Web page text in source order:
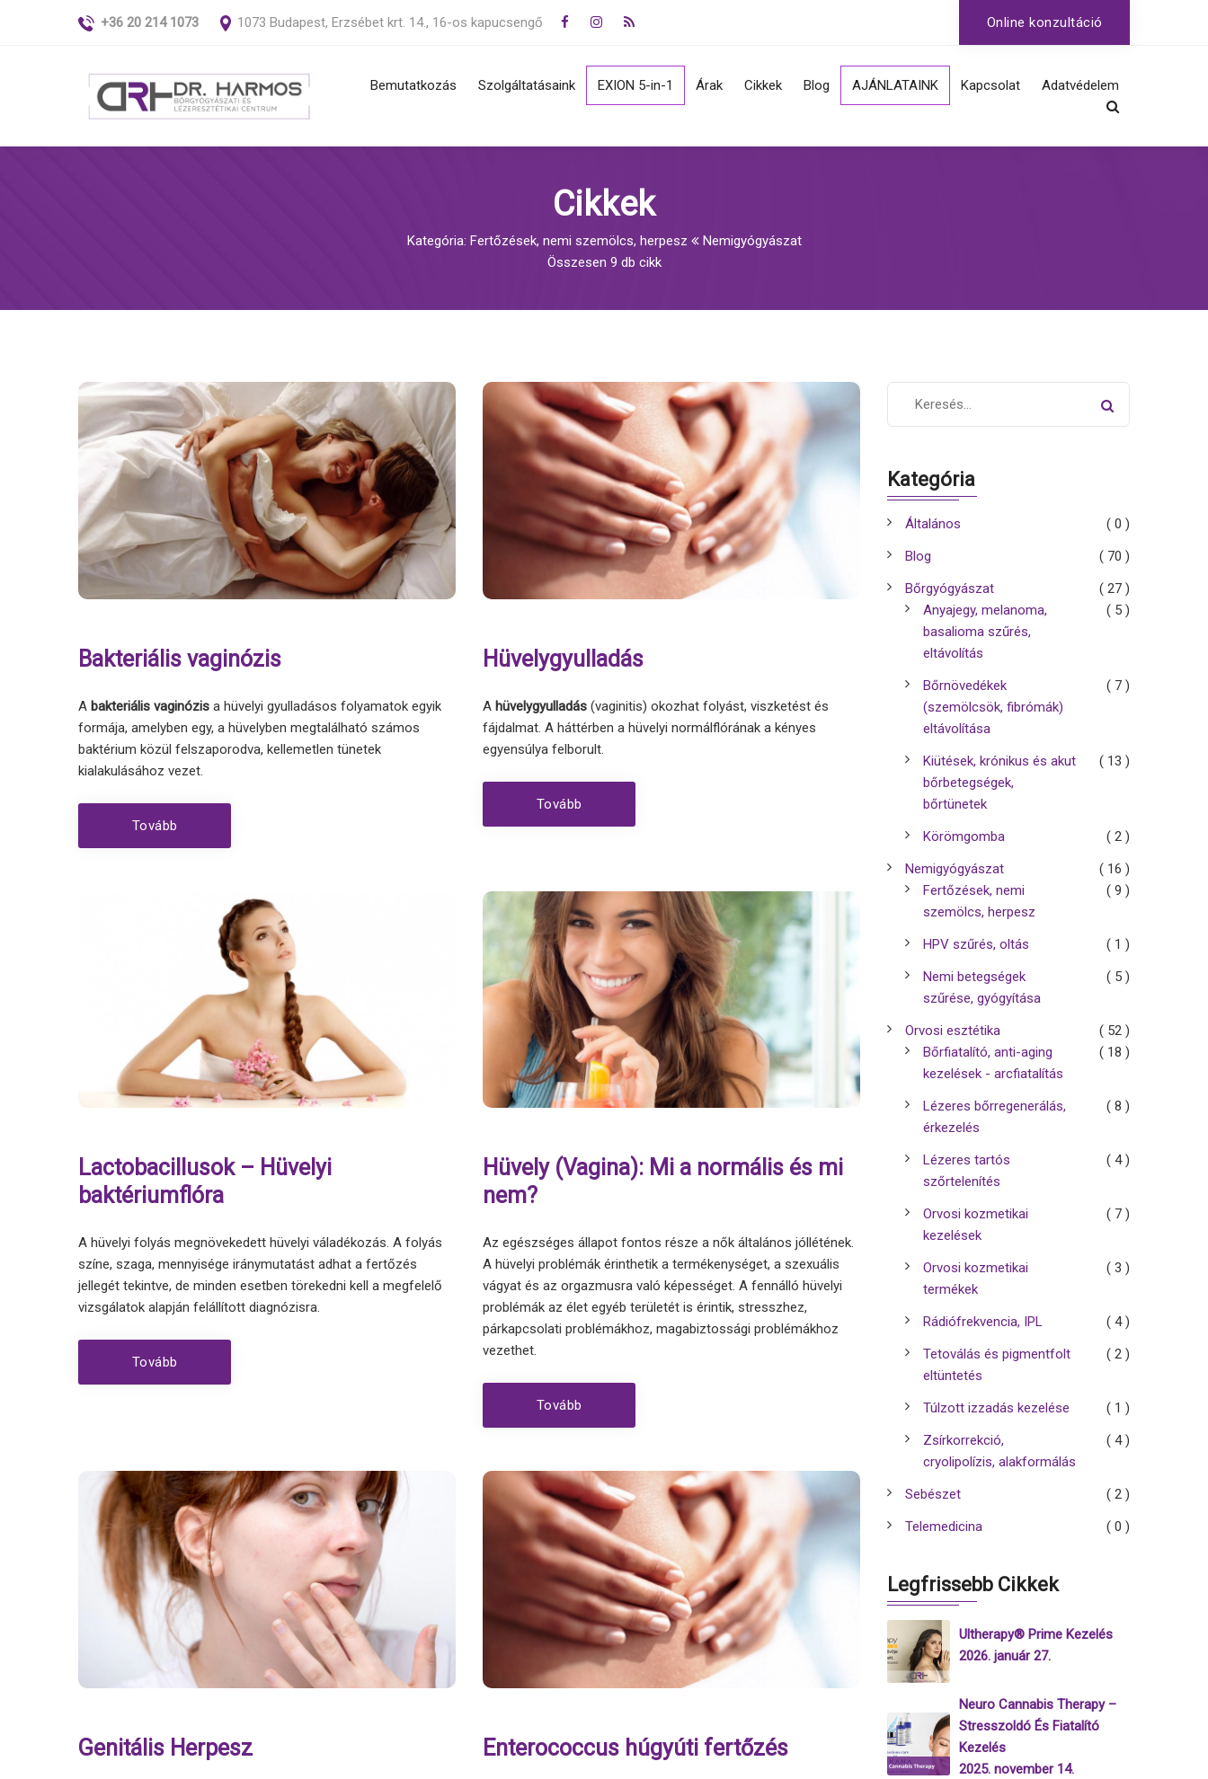
+36 20 214 1073 1073 Budapest, Erzsébet krt. 14., 16-os kapucsengő Online konzultáció
Bemutatkozás Szolgáltatásaink
Anyajegy, melanoma, basalioma
Körömgomba
Zsírkorrekció, cryo lipolizis,
Rádiófrekvencia, IPL
Frakcionált lézeres
bőrregenerálás, érkezelés
hialuronsavas töltés
eltüntetés
Túlzott izzadás kezelése
Orvosi kozmetikai kezelések
Orvosi kozmetikai termékek
Fertőzések, nemi
EXION 5-in-1 Árak Cikkek Blog AJÁNLATAINK Kapcsolat Adatvédelem
Cikkek
Kategória: Fertőzések, nemi szemölcs, herpesz
Nemigyógyászat
Összesen 9 db cikk
Bakteriális vaginózis
A bakteriális vaginózis a hüvelyi gyulladásos folyamatok egyik
formája, amelyben egy, a hüvelyben megtalálható számos
baktérium közül felszaporodva, kellemetlen tünetek
kialakulásához vezet.
Tovább
Hüvelygyulladás
A hüvelygyulladás (vaginitis) okozhat folyást, viszketést és
fájdalmat. A háttérben a hüvelyi normálflórának a kényes
egyensúlya felborult.
Tovább
Lactobacillusok – Hüvelyi
baktériumflóra
A hüvelyi folyás megnövekedett hüvelyi váladékozás. A folyás
színe, szaga, mennyisége iránymutatást adhat a fertőzés
jellegét tekintve, de minden esetben törekedni kell a megfelelő
vizsgálatok alapján felállított diagnózisra.
Tovább
Hüvely (Vagina): Mi a normális és mi
nem?
Az egészséges állapot fontos része a nők általános jóllétének.
A hüvelyi problémák érinthetik a termékenységet, a szexuális
vágyat és az orgazmusra való képességet. A fennálló hüvelyi
problémák az élet egyéb területét is érintik, stresszhez,
párkapcsolati problémákhoz, magabiztossági problémákhoz
vezethet.
Tovább
Genitális Herpesz Enterococcus húgyúti fertőzés
Kategória
Általános
( 0 )
Blog
( 70 )
Bőrgyógyászat
( 27 )
Anyajegy, melanoma,
basalioma szűrés,
eltávolítás
( 5 )
Bőrnövedékek
(szemölcsök, fibrómák)
eltávolítása
( 7 )
Kiütések, krónikus és akut
bőrbetegségek,
bőrtünetek
( 13 )
Körömgomba
( 2 )
Nemigyógyászat
( 16 )
Fertőzések, nemi
szemölcs, herpesz
( 9 )
HPV szűrés, oltás
( 1 )
Nemi betegségek
szűrése, gyógyítása
( 5 )
Orvosi esztétika
( 52 )
Bőrfiatalító, anti-aging
kezelések - arcfiatalítás
( 18 )
Lézeres bőrregenerálás,
érkezelés
( 8 )
Lézeres tartós
szőrtelenítés
( 4 )
Orvosi kozmetikai
kezelések
( 7 )
Orvosi kozmetikai
termékek
( 3 )
Rádiófrekvencia, IPL
( 4 )
Tetoválás és pigmentfolt
eltüntetés
( 2 )
Túlzott izzadás kezelése
( 1 )
Zsírkorrekció,
cryolipolízis, alakformálás
( 4 )
Sebészet
( 2 )
Telemedicina
( 0 )
Legfrissebb Cikkek
Ultherapy® Prime Kezelés
2026. január 27.
Neuro Cannabis Therapy –
Stresszoldó És Fiatalító
Kezelés
2025. november 14.